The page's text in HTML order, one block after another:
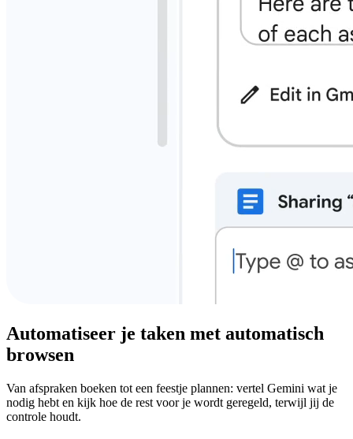
Automatiseer je taken met automatisch
browsen
Van afspraken boeken tot een feestje plannen: vertel Gemini wat je
nodig hebt en kijk hoe de rest voor je wordt geregeld, terwijl jij de
controle houdt.